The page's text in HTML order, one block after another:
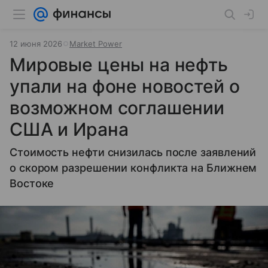
12 июня 2026 Market Power
Мировые цены на нефть
упали на фоне новостей о
возможном соглашении
США и Ирана
Стоимость нефти снизилась после заявлений
о скором разрешении конфликта на Ближнем
Востоке